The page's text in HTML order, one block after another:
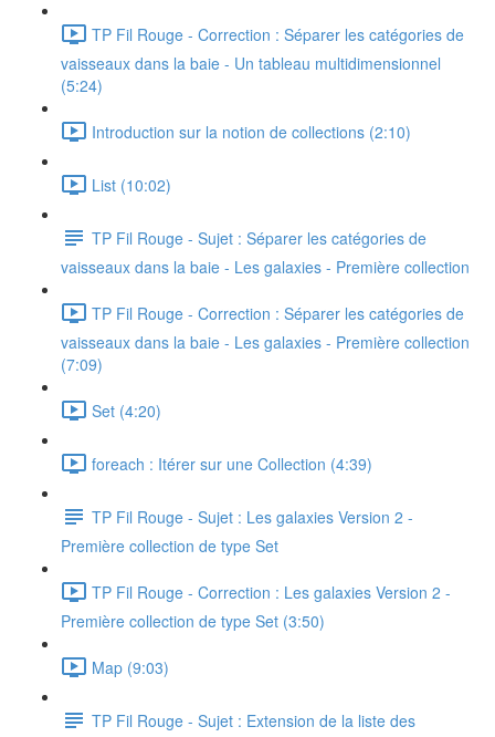
TP Fil Rouge - Correction : Séparer les catégories de
vaisseaux dans la baie - Un tableau multidimensionnel
(5:24)
Introduction sur la notion de collections (2:10)
List (10:02)
TP Fil Rouge - Sujet : Séparer les catégories de
vaisseaux dans la baie - Les galaxies - Première collection
TP Fil Rouge - Correction : Séparer les catégories de
vaisseaux dans la baie - Les galaxies - Première collection
(7:09)
Set (4:20)
foreach : Itérer sur une Collection (4:39)
TP Fil Rouge - Sujet : Les galaxies Version 2 -
Première collection de type Set
TP Fil Rouge - Correction : Les galaxies Version 2 -
Première collection de type Set (3:50)
Map (9:03)
TP Fil Rouge - Sujet : Extension de la liste des